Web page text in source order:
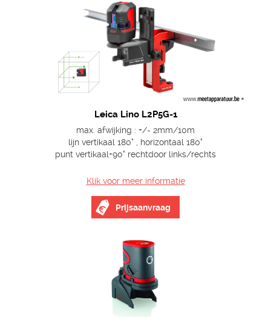
Leica Lino L2P5G-1
max. afwijking : +/- 2mm/10m
lijn vertikaal 180° , horizontaal 180°
punt vertikaal+90° rechtdoor links/rechts
Klik voor meer informatie
Prijsaanvraag